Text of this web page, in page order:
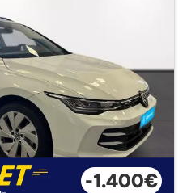
-1.400€